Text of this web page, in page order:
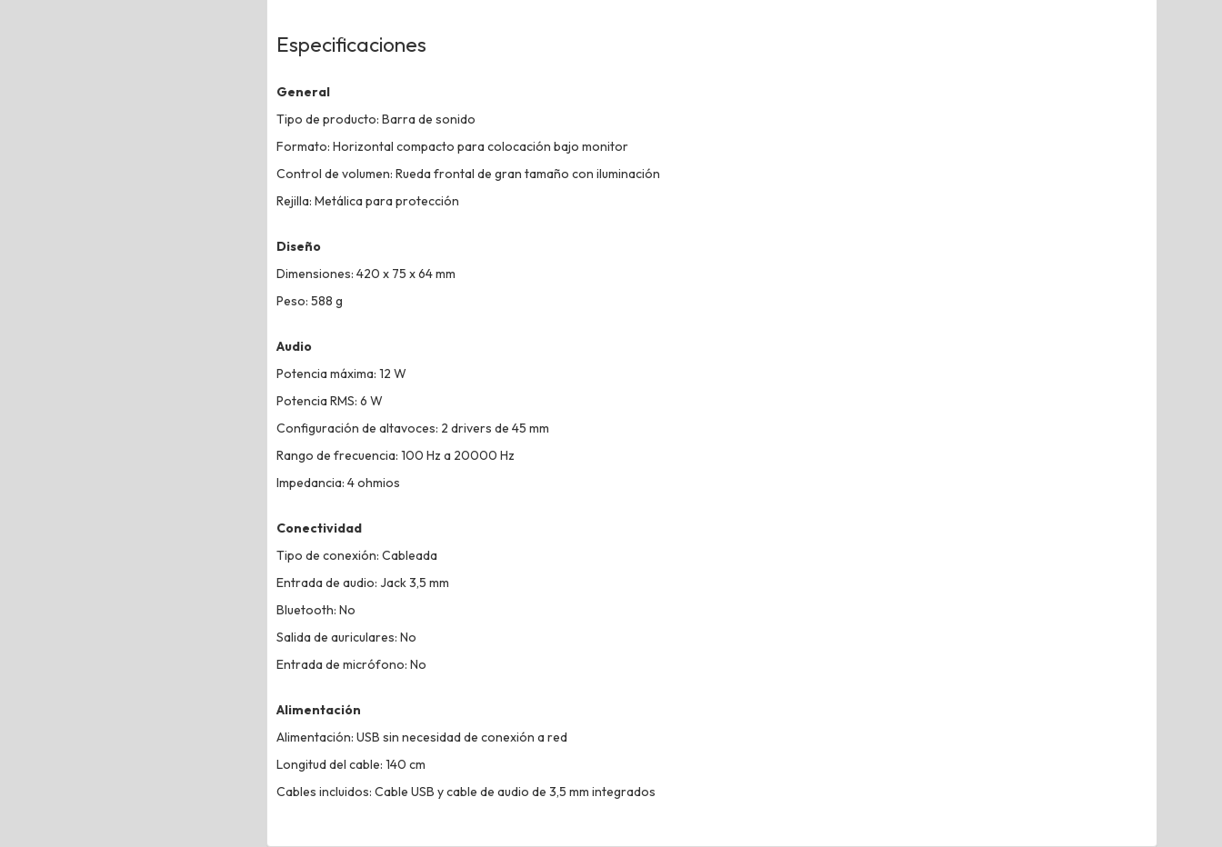
Especificaciones
General
Tipo de producto: Barra de sonido
Formato: Horizontal compacto para colocación bajo monitor
Control de volumen: Rueda frontal de gran tamaño con iluminación
Rejilla: Metálica para protección
Diseño
Dimensiones: 420 x 75 x 64 mm
Peso: 588 g
Audio
Potencia máxima: 12 W
Potencia RMS: 6 W
Configuración de altavoces: 2 drivers de 45 mm
Rango de frecuencia: 100 Hz a 20000 Hz
Impedancia: 4 ohmios
Conectividad
Tipo de conexión: Cableada
Entrada de audio: Jack 3,5 mm
Bluetooth: No
Salida de auriculares: No
Entrada de micrófono: No
Alimentación
Alimentación: USB sin necesidad de conexión a red
Longitud del cable: 140 cm
Cables incluidos: Cable USB y cable de audio de 3,5 mm integrados